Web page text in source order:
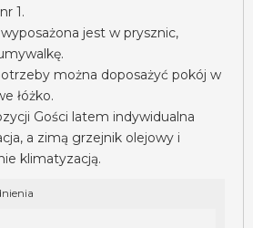
1.
jest w prysznic,
można doposażyć pokój w
łóżko.
Gości latem indywidualna
a zimą grzejnik olejowy i
klimatyzacją.